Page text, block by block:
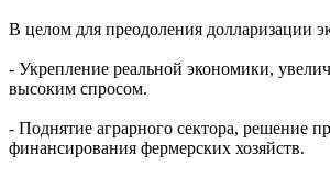
В целом для преодоления долларизации
- Укрепление реальной экономики,
высоким спросом.
- Поднятие аграрного сектора, решение
финансирования фермерских хозяйств.